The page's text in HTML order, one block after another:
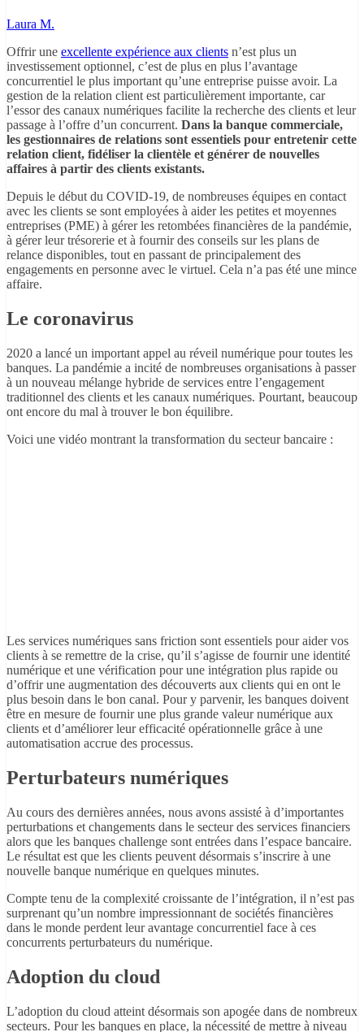
Laura M.
Offrir une excellente expérience aux clients n’est plus un
investissement optionnel, c’est de plus en plus l’avantage
concurrentiel le plus important qu’une entreprise puisse avoir. La
gestion de la relation client est particulièrement importante, car
l’essor des canaux numériques facilite la recherche des clients et leur
passage à l’offre d’un concurrent. Dans la banque commerciale,
les gestionnaires de relations sont essentiels pour entretenir cette
relation client, fidéliser la clientèle et générer de nouvelles
affaires à partir des clients existants.
Depuis le début du COVID-19, de nombreuses équipes en contact
avec les clients se sont employées à aider les petites et moyennes
entreprises (PME) à gérer les retombées financières de la pandémie,
à gérer leur trésorerie et à fournir des conseils sur les plans de
relance disponibles, tout en passant de principalement des
engagements en personne avec le virtuel. Cela n’a pas été une mince
affaire.
Le coronavirus
2020 a lancé un important appel au réveil numérique pour toutes les
banques. La pandémie a incité de nombreuses organisations à passer
à un nouveau mélange hybride de services entre l’engagement
traditionnel des clients et les canaux numériques. Pourtant, beaucoup
ont encore du mal à trouver le bon équilibre.
Voici une vidéo montrant la transformation du secteur bancaire :
Les services numériques sans friction sont essentiels pour aider vos
clients à se remettre de la crise, qu’il s’agisse de fournir une identité
numérique et une vérification pour une intégration plus rapide ou
d’offrir une augmentation des découverts aux clients qui en ont le
plus besoin dans le bon canal. Pour y parvenir, les banques doivent
être en mesure de fournir une plus grande valeur numérique aux
clients et d’améliorer leur efficacité opérationnelle grâce à une
automatisation accrue des processus.
Perturbateurs numériques
Au cours des dernières années, nous avons assisté à d’importantes
perturbations et changements dans le secteur des services financiers
alors que les banques challenge sont entrées dans l’espace bancaire.
Le résultat est que les clients peuvent désormais s’inscrire à une
nouvelle banque numérique en quelques minutes.
Compte tenu de la complexité croissante de l’intégration, il n’est pas
surprenant qu’un nombre impressionnant de sociétés financières
dans le monde perdent leur avantage concurrentiel face à ces
concurrents perturbateurs du numérique.
Adoption du cloud
L’adoption du cloud atteint désormais son apogée dans de nombreux
secteurs. Pour les banques en place, la nécessité de mettre à niveau